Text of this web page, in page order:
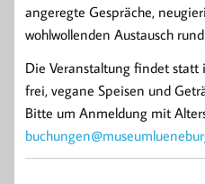
angeregte Gespräche,
wohlwollenden Austausch
Die Veranstaltung findet
frei, vegane Speisen und
Bitte um Anmeldung mit